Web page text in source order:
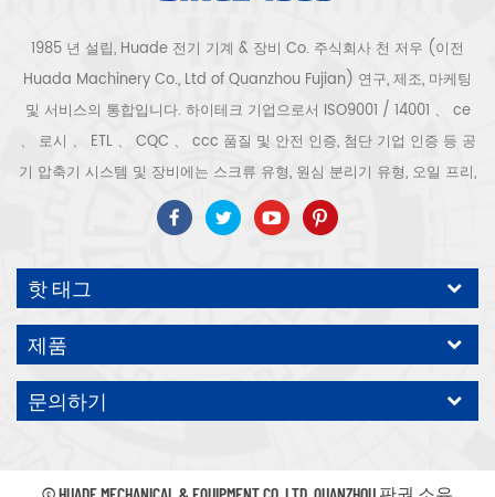
1985 년 설립, Huade 전기 기계 & 장비 Co. 주식회사 천 저우 (이전
Huada Machinery Co., Ltd of Quanzhou Fujian) 연구, 제조, 마케팅
및 서비스의 통합입니다. 하이테크 기업으로서 ISO9001 / 14001 、 ce
、 로시 、 ETL 、 CQC 、 ccc 품질 및 안전 인증, 첨단 기업 인증 등 공
기 압축기 시스템 및 장비에는 스크류 유형, 원심 분리기 유형, 오일 프리,
스크롤 유형, 피스톤 유형, 건조기, 필터, 배수기, 완전한 공기 압축기 생산
라인 등이 포함됩니다. 보다 300 가지 유형의 공기 압축기 산업 전문가
우리 회사는 보다 30 년 경력 from 압력 용기, 전기 모터, 정밀 부품 가공
및 장비에 대한 최고의 부품 주조 조립. 또한 우리 회사는 영구 자석 서보
모터의 자체 핵심 프로세스를 개발하고 관련 기술 특허를 획득하여 국가
에너지 절약 및 환경 보호 기술 발전에 기여했습니다. 우리 자신의 브랜
드 공기 압축기를 기대하십시오, ODM / OEM 수락입니다.
핫 태그
제품
문의하기